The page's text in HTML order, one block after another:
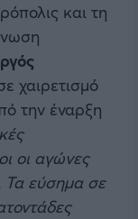
και τη
χαιρετισμό
την έναρξη
οι αγώνες
Τα εύσημα σε